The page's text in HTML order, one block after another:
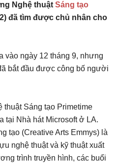
Nghệ thuật Sáng tạo
đã tìm được chủ nhân cho
vào ngày 12 tháng 9, nhưng
bắt đầu được công bố người
thuật Sáng tạo Primetime
tại Nhà hát Microsoft ở LA.
tạo (Creative Arts Emmys) là
nghệ thuật và kỹ thuật xuất
trình truyền hình, các buổi